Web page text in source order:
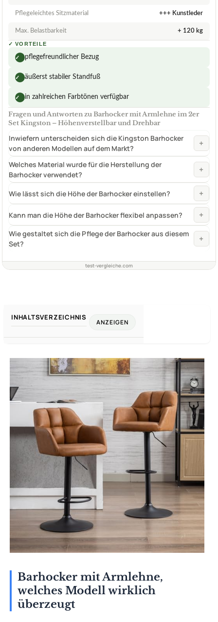
Pflegeleichtes Sitzmaterial +++ Kunstleder
Max. Belastbarkeit + 120 kg
✓ VORTEILE
✓ pflegefreundlicher Bezug
✓ äußerst stabiler Standfuß
✓ in zahlreichen Farbtönen verfügbar
Fragen und Antworten zu Barhocker mit Armlehne im 2er
Set Kingston – Höhenverstellbar und Drehbar
Inwiefern unterscheiden sich die Kingston Barhocker
von anderen Modellen auf dem Markt?
+
Welches Material wurde für die Herstellung der
Barhocker verwendet?
+
Wie lässt sich die Höhe der Barhocker einstellen? +
Kann man die Höhe der Barhocker flexibel anpassen? +
Wie gestaltet sich die Pflege der Barhocker aus diesem
Set?
+
test-vergleiche.com
Barhocker mit Armlehne,
welches Modell wirklich
überzeugt
INHALTSVERZEICHNIS
ANZEIGEN